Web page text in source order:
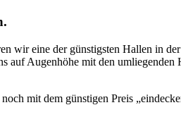
wir eine der günstigsten Hallen in
auf Augenhöhe mit den umliegenden
mit dem günstigen Preis